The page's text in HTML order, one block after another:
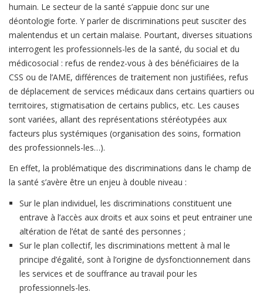
humain. Le secteur de la santé s’appuie donc sur une
déontologie forte. Y parler de discriminations peut susciter des
malentendus et un certain malaise. Pourtant, diverses situations
interrogent les professionnels-les de la santé, du social et du
médicosocial : refus de rendez-vous à des bénéficiaires de la
CSS ou de l’AME, différences de traitement non justifiées, refus
de déplacement de services médicaux dans certains quartiers ou
territoires, stigmatisation de certains publics, etc. Les causes
sont variées, allant des représentations stéréotypées aux
facteurs plus systémiques (organisation des soins, formation
des professionnels-les…).
En effet, la problématique des discriminations dans le champ de
la santé s’avère être un enjeu à double niveau :
Sur le plan individuel, les discriminations constituent une
entrave à l’accès aux droits et aux soins et peut entrainer une
altération de l’état de santé des personnes ;
Sur le plan collectif, les discriminations mettent à mal le
principe d’égalité, sont à l’origine de dysfonctionnement dans
les services et de souffrance au travail pour les
professionnels-les.